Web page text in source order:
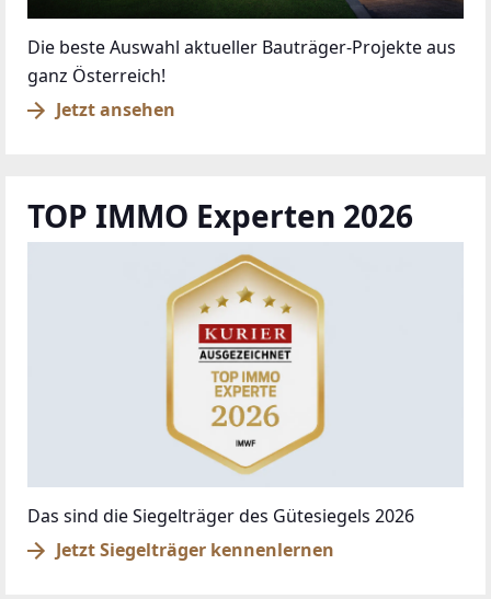
Die beste Auswahl aktueller Bauträger-Projekte aus
ganz Österreich!
Jetzt ansehen
TOP IMMO Experten 2026
Das sind die Siegelträger des Gütesiegels 2026
Jetzt Siegelträger kennenlernen